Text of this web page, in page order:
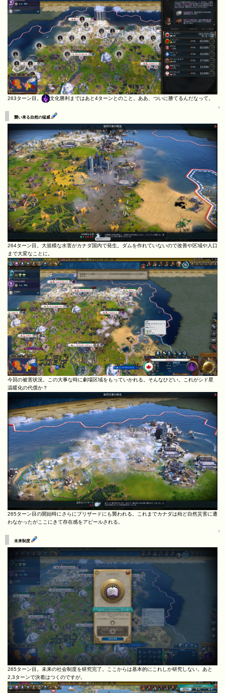
263ターン目。 文化勝利まではあと4ターンとのこと。ああ、ついに勝てるんだなって。
↑
襲い来る自然の猛威
264ターン目。大規模な水害がカナダ国内で発生。ダムを作れていないので改善や区域や人口
まで大変なことに。
今回の被害状況。この大事な時に劇場区域をもっていかれる。そんなひどい。これがシド星
温暖化の代償か？
265ターン目の開始時にさらにブリザードにも襲われる。これまでカナダは殆ど自然災害に遭
わなかったがここにきて存在感をアピールされる。
↑
未来制度
265ターン目。未来の社会制度を研究完了。ここからは基本的にこれしか研究しない。あと
2,3ターンで決着はつくのですが。